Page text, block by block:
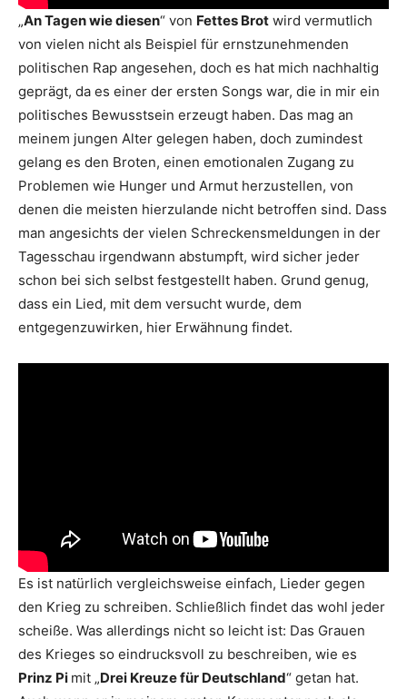
„An Tagen wie diesen“ von Fettes Brot wird vermutlich
von vielen nicht als Beispiel für ernstzunehmenden
politischen Rap angesehen, doch es hat mich nachhaltig
geprägt, da es einer der ersten Songs war, die in mir ein
politisches Bewusstsein erzeugt haben. Das mag an
meinem jungen Alter gelegen haben, doch zumindest
gelang es den Broten, einen emotionalen Zugang zu
Problemen wie Hunger und Armut herzustellen, von
denen die meisten hierzulande nicht betroffen sind. Dass
man angesichts der vielen Schreckensmeldungen in der
Tagesschau irgendwann abstumpft, wird sicher jeder
schon bei sich selbst festgestellt haben. Grund genug,
dass ein Lied, mit dem versucht wurde, dem
entgegenzuwirken, hier Erwähnung findet.
Es ist natürlich vergleichsweise einfach, Lieder gegen
den Krieg zu schreiben. Schließlich findet das wohl jeder
scheiße. Was allerdings nicht so leicht ist: Das Grauen
des Krieges so eindrucksvoll zu beschreiben, wie es
Prinz Pi mit „Drei Kreuze für Deutschland“ getan hat.